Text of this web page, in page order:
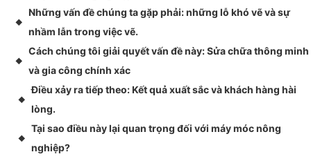
◆
Những vấn đề chúng ta gặp phải: những lỗ khó vẽ và sự
nhầm lẫn trong việc vẽ.
◆
Cách chúng tôi giải quyết vấn đề này: Sửa chữa thông minh
và gia công chính xác
◆
Điều xảy ra tiếp theo: Kết quả xuất sắc và khách hàng hài
lòng.
◆
Tại sao điều này lại quan trọng đối với máy móc nông
nghiệp?